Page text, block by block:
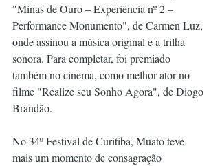
"Minas de Ouro – Experiência nº 2 –
Performance Monumento", de Carmen Luz,
onde assinou a música original e a trilha
sonora. Para completar, foi premiado
também no cinema, como melhor ator no
filme "Realize seu Sonho Agora", de Diogo
Brandão.
No 34º Festival de Curitiba, Muato teve
mais um momento de consagração